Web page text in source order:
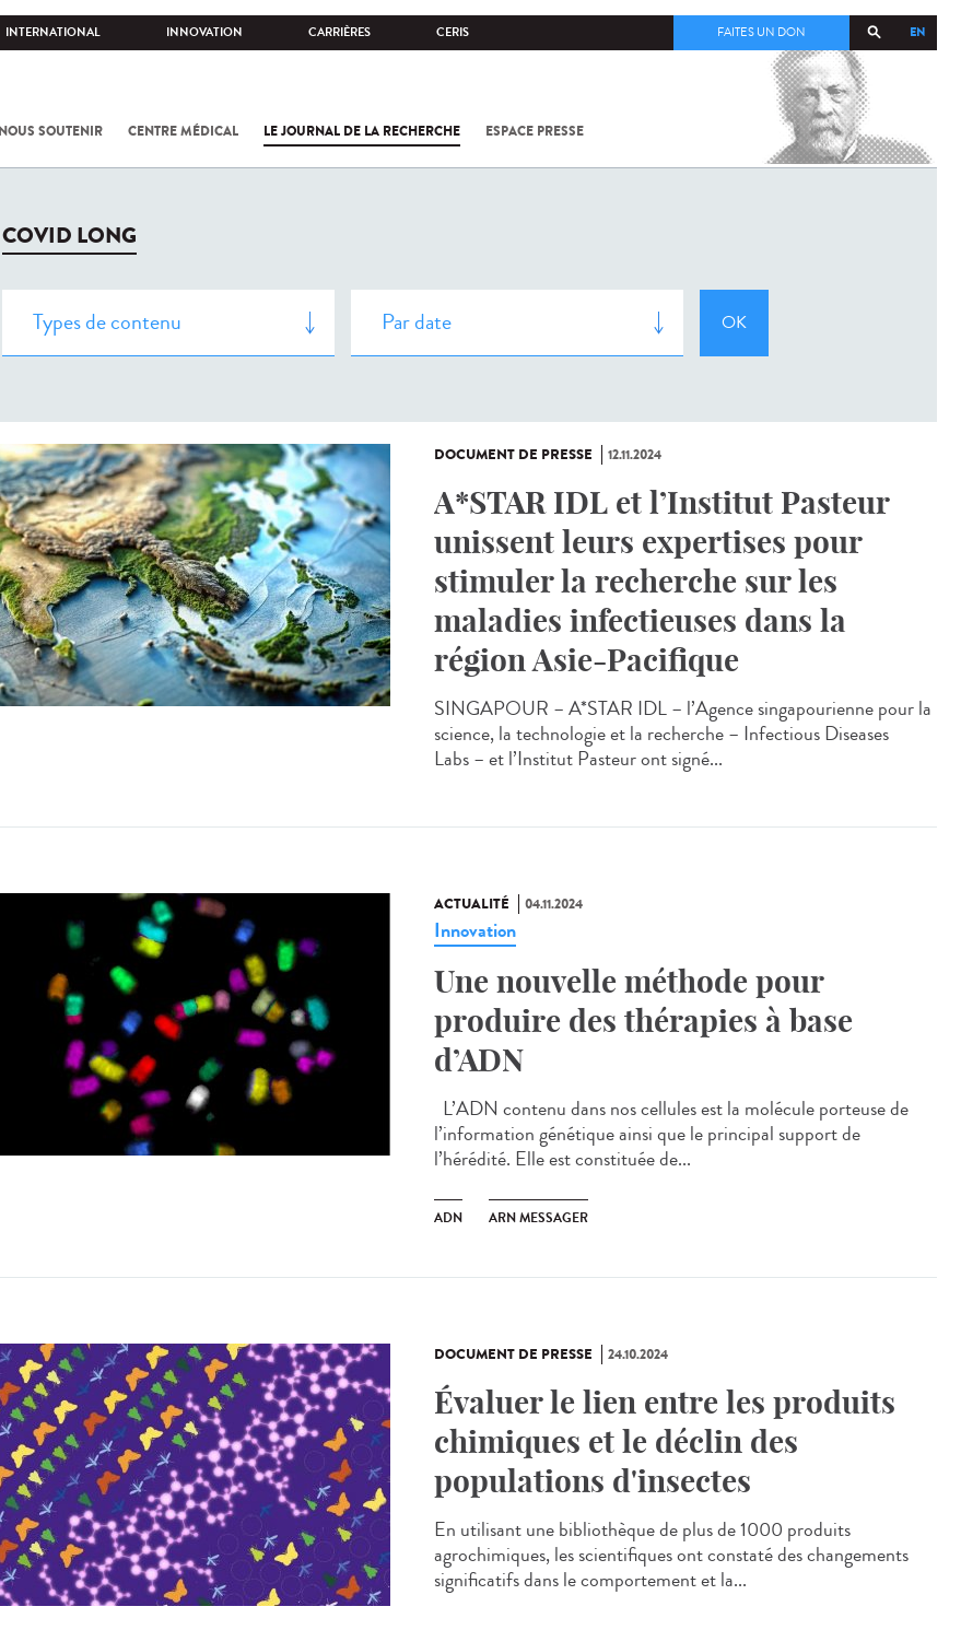
INTERNATIONAL INNOVATION CARRIÈRES CERIS EN
FAITES UN DON
NOUS SOUTENIR CENTRE MÉDICAL LE JOURNAL DE LA RECHERCHE ESPACE PRESSE
COV-2 /
COVID LONG
DOCUMENT DE PRESSE 12.11.2024
A*STAR IDL et l’Institut Pasteur
unissent leurs expertises pour
stimuler la recherche sur les
maladies infectieuses dans la
région Asie-Pacifique
SINGAPOUR – A*STAR IDL – l’Agence singapourienne pour la
science, la technologie et la recherche – Infectious Diseases
Labs – et l’Institut Pasteur ont signé...
ACTUALITÉ 04.11.2024
Innovation
Une nouvelle méthode pour
produire des thérapies à base
d’ADN
L’ADN contenu dans nos cellules est la molécule porteuse de
l’information génétique ainsi que le principal support de
l’hérédité. Elle est constituée de...
ADN ARN MESSAGER
DOCUMENT DE PRESSE 24.10.2024
Évaluer le lien entre les produits
chimiques et le déclin des
populations d'insectes
En utilisant une bibliothèque de plus de 1000 produits
agrochimiques, les scientifiques ont constaté des changements
significatifs dans le comportement et la...